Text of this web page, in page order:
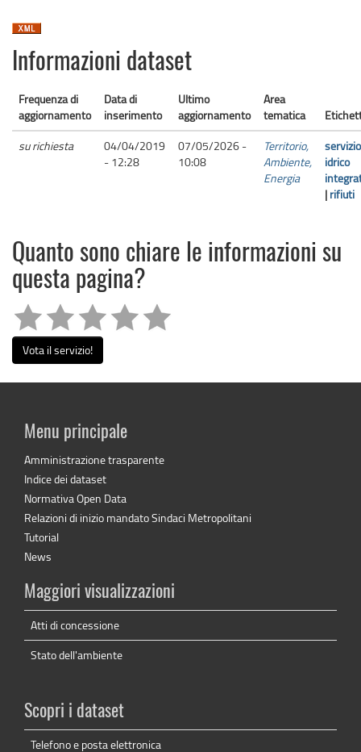
Informazioni dataset
Frequenza di
aggiornamento
Data di
inserimento
Ultimo
aggiornamento
Area
tematica
su richiesta
04/04/2019
- 12:28
07/05/2026 -
10:08
Territorio,
Ambiente,
Energia
servizio
idrico
| rifiuti
Quanto sono chiare le informazioni su
questa pagina?
Vota il servizio!
Menu principale
Amministrazione trasparente
Indice dei dataset
Normativa Open Data
Relazioni di inizio mandato Sindaci Metropolitani
Tutorial
News
Maggiori visualizzazioni
Atti di concessione
Stato dell'ambiente
Scopri i dataset
Telefono e posta elettronica